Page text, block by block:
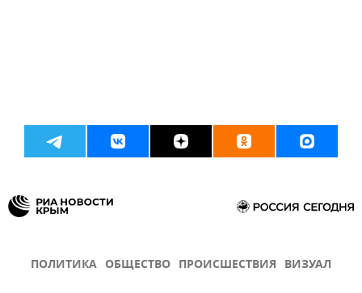
ПОЛИТИКА ОБЩЕСТВО ПРОИСШЕСТВИЯ ВИЗУАЛ